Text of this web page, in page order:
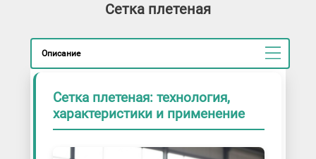
Сетка плетеная
Описание
Сетка плетеная: технология,
характеристики и применение